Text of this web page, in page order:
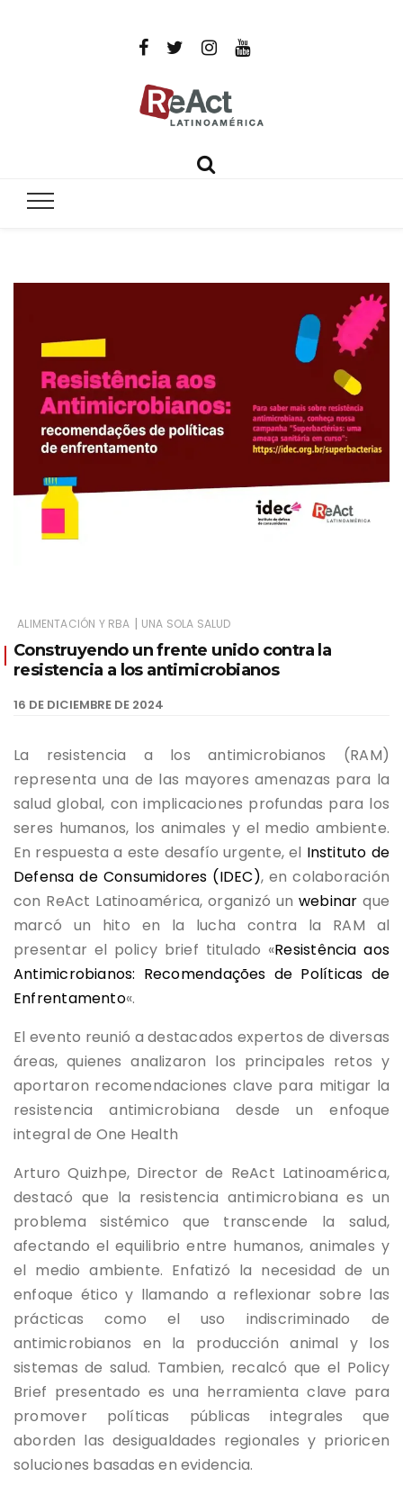
Por un mundo libre de infecciones intratables
ALIMENTACIÓN Y RBA | UNA SOLA SALUD
Construyendo un frente unido contra la
resistencia a los antimicrobianos
16 DE DICIEMBRE DE 2024
La resistencia a los antimicrobianos (RAM)
representa una de las mayores amenazas para la
salud global, con implicaciones profundas para los
seres humanos, los animales y el medio ambiente.
En respuesta a este desafío urgente, el Instituto de
Defensa de Consumidores (IDEC), en colaboración
con ReAct Latinoamérica, organizó un webinar que
marcó un hito en la lucha contra la RAM al
presentar el policy brief titulado «Resistência aos
Antimicrobianos: Recomendações de Políticas de
Enfrentamento«.
El evento reunió a destacados expertos de diversas
áreas, quienes analizaron los principales retos y
aportaron recomendaciones clave para mitigar la
resistencia antimicrobiana desde un enfoque
integral de One Health
Arturo Quizhpe, Director de ReAct Latinoamérica,
destacó que la resistencia antimicrobiana es un
problema sistémico que transcende la salud,
afectando el equilibrio entre humanos, animales y
el medio ambiente. Enfatizó la necesidad de un
enfoque ético y llamando a reflexionar sobre las
prácticas como el uso indiscriminado de
antimicrobianos en la producción animal y los
sistemas de salud. Tambien, recalcó que el Policy
Brief presentado es una herramienta clave para
promover políticas públicas integrales que
aborden las desigualdades regionales y prioricen
soluciones basadas en evidencia.